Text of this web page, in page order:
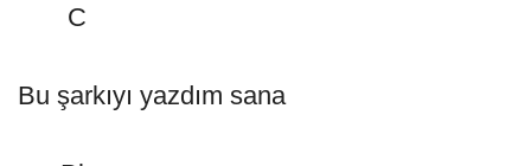
C
Bu şarkıyı yazdım sana